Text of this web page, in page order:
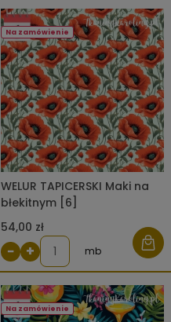
WELUR TAPICERSKI Maki na
błekitnym [6]
54,00 zł
Na zamówienie
− + mb
Na zamówienie